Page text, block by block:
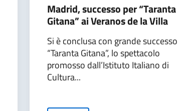
Madrid, successo per “Taranta
Gitana” ai Veranos de la Villa
Si è conclusa con grande successo
“Taranta Gitana”, lo spettacolo
promosso dall’Istituto Italiano di
Cultura...